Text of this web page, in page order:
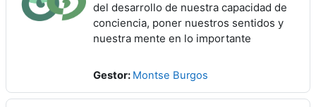
del desarrollo de nuestra capacidad de
conciencia, poner nuestros sentidos y
nuestra mente en lo importante
Gestor: Montse Burgos